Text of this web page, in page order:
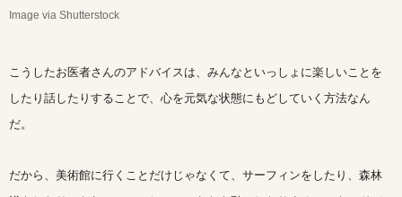
Image via Shutterstock
こうしたお医者さんのアドバイスは、みんなといっしょに楽しいことを
したり話したりすることで、心を元気な状態にもどしていく方法なん
だ。
だから、美術館に行くことだけじゃなくて、サーフィンをしたり、森林